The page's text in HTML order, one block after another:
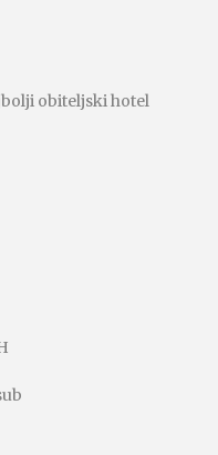
obiteljski hotel